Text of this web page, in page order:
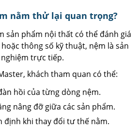
nằm thử lại quan trọng?
sản phẩm nội thất có thể đánh giá
thông số kỹ thuật, nệm là sản
trực tiếp.
khách tham quan có thể:
hồi của từng dòng nệm.
nâng đỡ giữa các sản phẩm.
định khi thay đổi tư thế nằm.